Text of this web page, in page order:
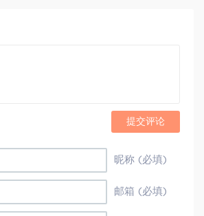
提交评论
昵称 (必填)
邮箱 (必填)